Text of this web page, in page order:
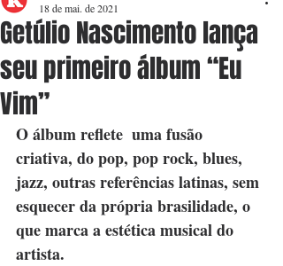
Getúlio Nascimento lança
seu primeiro álbum “Eu
Vim”
18 de mai. de 2021
O álbum reflete  uma fusão
criativa, do pop, pop rock, blues,
jazz, outras referências latinas, sem
esquecer da própria brasilidade, o
que marca a estética musical do
artista.